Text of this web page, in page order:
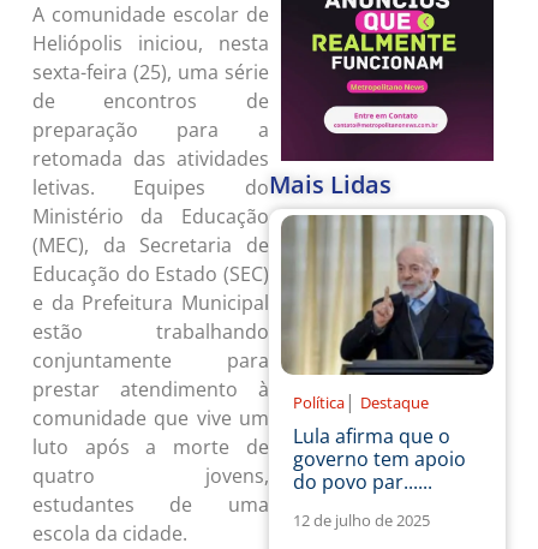
A comunidade escolar de
Heliópolis iniciou, nesta
sexta-feira (25), uma série
de encontros de
preparação para a
retomada das atividades
letivas. Equipes do
Ministério da Educação
(MEC), da Secretaria de
Educação do Estado (SEC)
e da Prefeitura Municipal
estão trabalhando
conjuntamente para
prestar atendimento à
comunidade que vive um
luto após a morte de
quatro jovens,
estudantes de uma
escola da cidade.
Mais Lidas
Política | Destaque
Lula afirma que o
governo tem apoio
do povo par......
12 de julho de 2025